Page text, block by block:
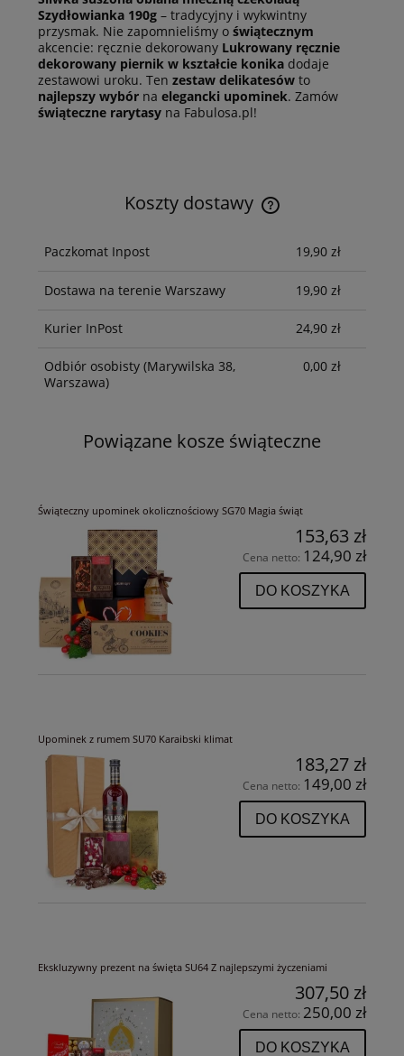
Szydłowianka 190g – tradycyjny i wykwintny
przysmak. Nie zapomnieliśmy o świątecznym
akcencie: ręcznie dekorowany Lukrowany ręcznie
dekorowany piernik w kształcie konika dodaje
zestawowi uroku. Ten zestaw delikatesów to
najlepszy wybór na elegancki upominek. Zamów
świąteczne rarytasy na Fabulosa.pl!
Koszty dostawy
Cena nie zawiera ewentualnych kosztów płatności
Paczkomat Inpost 19,90 zł
Dostawa na terenie Warszawy 19,90 zł
Kurier InPost 24,90 zł
Odbiór osobisty (Marywilska 38,
Warszawa)
0,00 zł
Powiązane kosze świąteczne
Świąteczny upominek okolicznościowy SG70 Magia świąt
153,63 zł
Cena netto: 124,90 zł
DO KOSZYKA
Upominek z rumem SU70 Karaibski klimat
183,27 zł
Cena netto: 149,00 zł
DO KOSZYKA
Ekskluzywny prezent na święta SU64 Z najlepszymi życzeniami
307,50 zł
Cena netto: 250,00 zł
DO KOSZYKA